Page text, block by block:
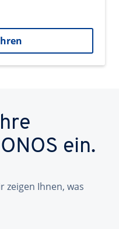
ein.
zeigen Ihnen, was